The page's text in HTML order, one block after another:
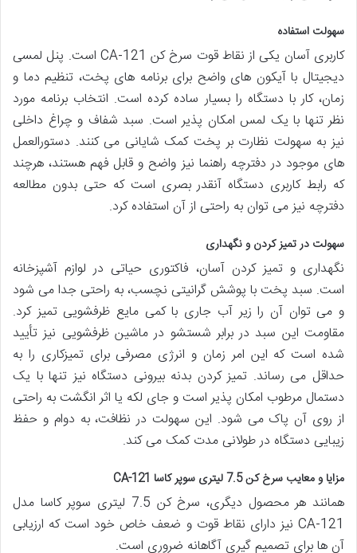
سهولت استفاده
کاربری آسان یکی از نقاط قوت سرخ کن CA-121 است. پنل لمسی
دیجیتال با آیکون های واضح برای برنامه های پخت، تنظیم دما و
زمان، کار با دستگاه را بسیار ساده کرده است. انتخاب برنامه مورد
نظر تنها با یک لمس امکان پذیر است. سبد شفاف و چراغ داخلی
نیز به سهولت نظارت بر پخت کمک شایانی می کنند. دستورالعمل
های موجود در دفترچه راهنما نیز واضح و قابل فهم هستند، هرچند
که رابط کاربری دستگاه آنقدر بصری است که حتی بدون مطالعه
دفترچه نیز می توان به راحتی از آن استفاده کرد.
سهولت در تمیز کردن و نگهداری
نگهداری و تمیز کردن آسان، فاکتوری حیاتی در لوازم آشپزخانه
است. سبد پخت با پوشش گرانیتی نچسب، به راحتی جدا می شود
و می توان آن را زیر آب جاری با کمی مایع ظرفشویی تمیز کرد.
مقاومت این سبد در برابر شستشو در ماشین ظرفشویی نیز تأیید
شده است که این امر زمان و انرژی مصرفی برای تمیزکاری را به
حداقل می رساند. تمیز کردن بدنه بیرونی دستگاه نیز تنها با یک
دستمال مرطوب امکان پذیر است و جای لکه یا اثر انگشت به راحتی
از روی آن پاک می شود. این سهولت در نظافت، به دوام و حفظ
زیبایی دستگاه در طولانی مدت کمک می کند.
مزایا و معایب سرخ کن 7.5 لیتری سوپر کاسا CA-121
همانند هر محصول دیگری، سرخ کن 7.5 لیتری سوپر کاسا مدل
CA-121 نیز دارای نقاط قوت و ضعف خاص خود است که ارزیابی
آن ها برای تصمیم گیری آگاهانه ضروری است.